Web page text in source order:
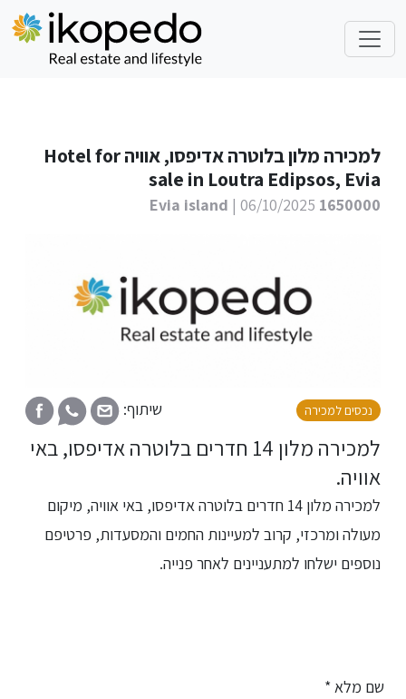
למכירה מלון בלוטרה אדיפסו, אוויה Hotel for
sale in Loutra Edipsos, Evia
1650000 Evia island
| 06/10/2025
נכסים למכירה שיתוף:
למכירה מלון 14 חדרים בלוטרה אדיפסו, באי
אוויה.
למכירה מלון 14 חדרים בלוטרה אדיפסו, באי אוויה, מיקום
מעולה ומרכזי, קרוב למעיינות החמים והמסעדות, פרטיפם
נוספים ישלחו למתעניינים לאחר פנייה.
שם מלא *